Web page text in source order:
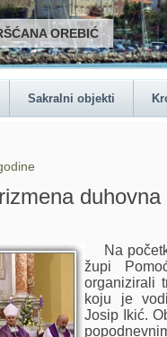
OREBIĆ
Sakralni objekti
duhovna
Na
župi
organizirali
koju je
Josip Ikić.